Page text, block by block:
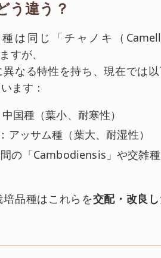
う違う？
は同じ「チャノキ（
すが、
なる特性を持ち、現在では
ます：
中国種（葉小、耐寒性）
：アッサム種（葉大、耐湿性）
の「Cambodiensis」や交雑種
品種はこれらを交配・改良